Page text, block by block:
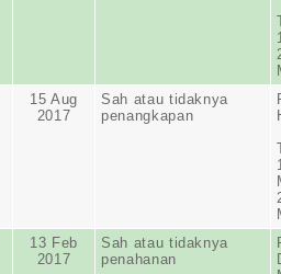
15 Aug
2017
Sah atau tidaknya
penangkapan
13 Feb
2017
Sah atau tidaknya
penahanan